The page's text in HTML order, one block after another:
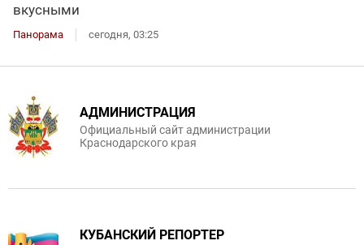
вкусными
Панорама сегодня, 03:25
АДМИНИСТРАЦИЯ
Официальный сайт администрации
Краснодарского края
КУБАНСКИЙ РЕПОРТЕР